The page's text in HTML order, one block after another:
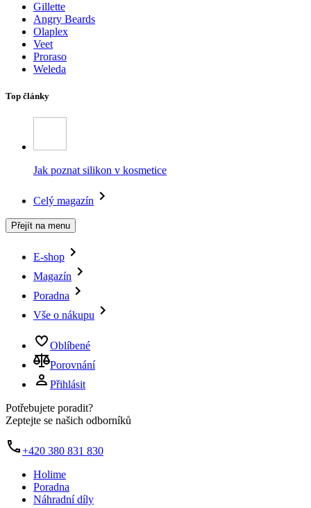
Gillette
Angry Beards
Olaplex
Veet
Proraso
Weleda
Top články
Jak poznat silikon v kosmetice
Celý magazín
Přejít na menu
E-shop
Magazín
Poradna
Vše o nákupu
Oblíbené
Porovnání
Přihlásit
Potřebujete poradit?
Zeptejte se našich odborníků
+420 380 831 830
Holime
Poradna
Náhradní díly